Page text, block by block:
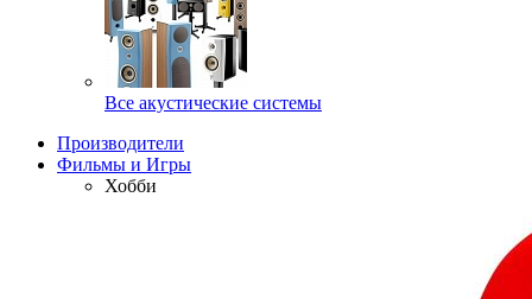
Все акустические системы
Производители
Фильмы и Игры
Хобби